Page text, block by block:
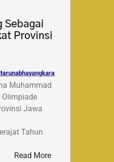
Sebagai
Provinsi
Muhammad
Olimpiade
Jawa
Tahun
Read More: